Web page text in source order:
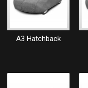
A3 Hatchback